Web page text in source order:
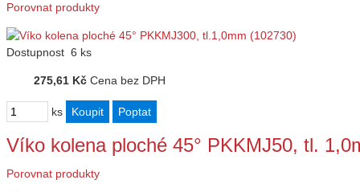
Porovnat produkty
Dostupnost 6 ks
275,61 Kč Cena bez DPH
ks
Víko kolena ploché 45° PKKMJ50, tl.
Porovnat produkty